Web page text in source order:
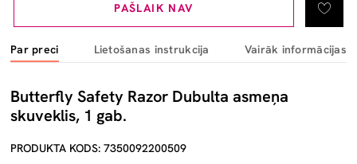
PAŠLAIK NAV
Par preci Lietošanas instrukcija Vairāk informācijas
Butterfly Safety Razor Dubulta asmeņa
skuveklis, 1 gab.
PRODUKTA KODS: 7350092200509